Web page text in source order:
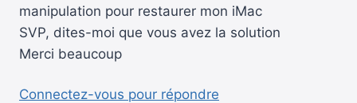
manipulation pour restaurer mon iMac
SVP, dites-moi que vous avez la solution
Merci beaucoup
Connectez-vous pour répondre